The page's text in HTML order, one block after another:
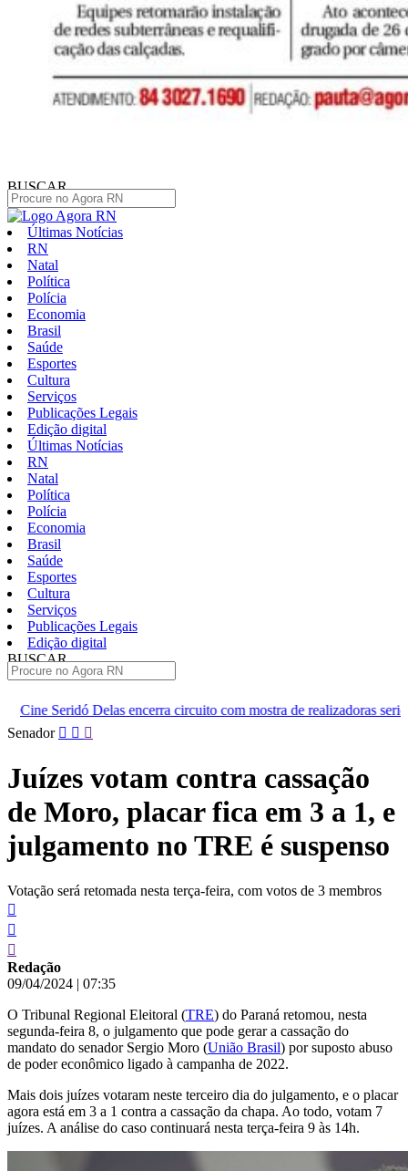
BUSCAR
Últimas Notícias
RN
Natal
Política
Polícia
Economia
Brasil
Saúde
Esportes
Cultura
Serviços
Publicações Legais
Edição digital
Últimas Notícias
RN
Natal
Política
Polícia
Economia
Brasil
Saúde
Esportes
Cultura
Serviços
Publicações Legais
Edição digital
BUSCAR
circuito com mostra de realizadoras seridoenses em Caicó
Pular
conteúdo
Senador
Juízes votam contra cassação
de Moro, placar fica em 3 a 1, e
julgamento no TRE é suspenso
Votação será retomada nesta terça-feira, com votos de 3 membros
Redação
09/04/2024 | 07:35
O Tribunal Regional Eleitoral (TRE) do Paraná retomou, nesta
segunda-feira 8, o julgamento que pode gerar a cassação do
mandato do senador Sergio Moro (União Brasil) por suposto abuso
de poder econômico ligado à campanha de 2022.
Mais dois juízes votaram neste terceiro dia do julgamento, e o placar
agora está em 3 a 1 contra a cassação da chapa. Ao todo, votam 7
juízes. A análise do caso continuará nesta terça-feira 9 às 14h.